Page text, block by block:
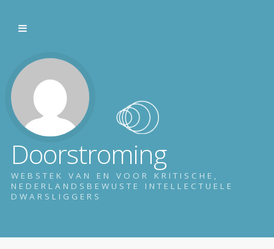
Doorstroming
WEBSTEK VAN EN VOOR KRITISCHE,
NEDERLANDSBEWUSTE INTELLECTUELE
DWARSLIGGERS